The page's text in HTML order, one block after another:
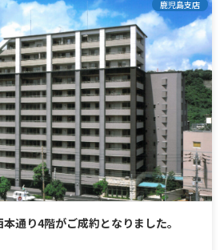
鹿児島支店
通り4階がご成約となりました。